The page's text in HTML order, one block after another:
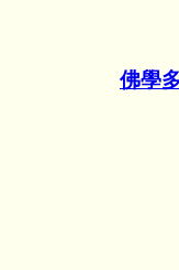
佛學